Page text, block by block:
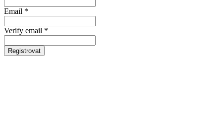
Email *
Verify email *
Registrovat